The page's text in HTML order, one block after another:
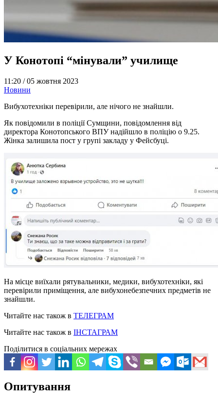
У Конотопі “мінували” училище
11:20 /05 жовтня 2023
Новини
Вибухотехніки перевірили, але нічого не знайшли.
Як повідомили в поліції Сумщини, повідомлення від
директора Конотопського ВПУ надійшло в поліцію о 9.25.
Жінка залишила пост у групі закладу у Фейсбуці.
На місце виїхали рятувальники, медики, вибухотехніки, які
перевірили приміщення, але вибухонебезпечних предметів не
знайшли.
Читайте нас також в ТЕЛЕГРАМ
Читайте нас також в ІНСТАГРАМ
Поділитися в соціальних мережах
Опитування